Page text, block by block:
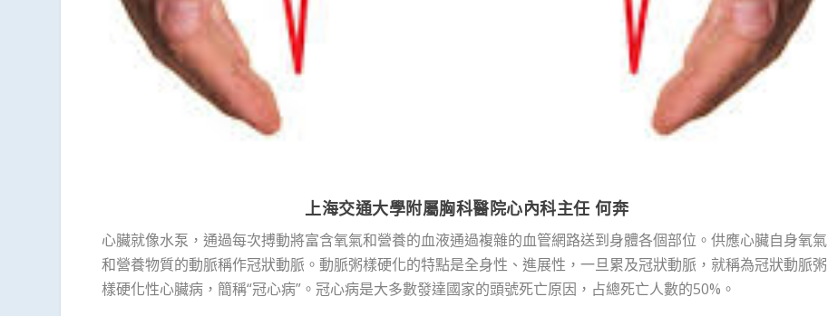
上海交通大學附屬胸科醫院心內科主任 何奔
心臟就像水泵，通過每次搏動將富含氧氣和營養的血液通過複雜的血管網路送到身體各個部位。供應心臟自身氧氣
和營養物質的動脈稱作冠狀動脈。動脈粥樣硬化的特點是全身性、進展性，一旦累及冠狀動脈，就稱為冠狀動脈粥
樣硬化性心臟病，簡稱“冠心病”。冠心病是大多數發達國家的頭號死亡原因，占總死亡人數的50%。